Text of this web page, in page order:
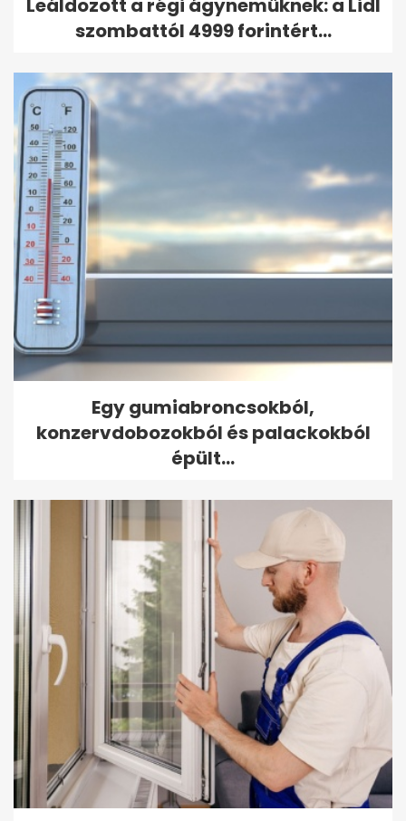
Leáldozott a régi ágyneműknek: a Lidl
szombattól 4999 forintért...
Egy gumiabroncsokból,
konzervdobozokból és palackokból
épült...